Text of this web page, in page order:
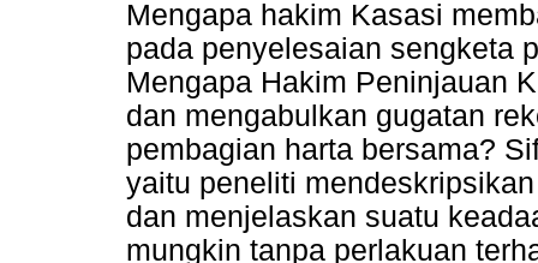
Mengapa hakim Kasasi
pada penyelesaian sengketa
Mengapa Hakim Peninjauan
dan mengabulkan gugatan
pembagian harta bersama?
yaitu peneliti
dan menjelaskan suatu
mungkin tanpa perlakuan